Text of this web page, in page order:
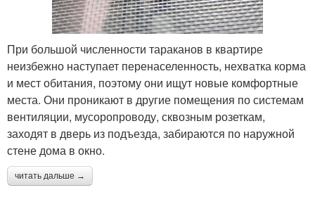
При большой численности тараканов в квартире
неизбежно наступает перенаселенность, нехватка корма
и мест обитания, поэтому они ищут новые комфортные
места. Они проникают в другие помещения по системам
вентиляции, мусоропроводу, сквозным розеткам,
заходят в дверь из подъезда, забираются по наружной
стене дома в окно.
читать дальше →